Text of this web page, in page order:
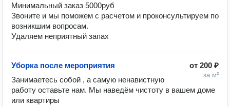
Минимальный заказ 5000руб
Звоните и мы поможем с расчетом и проконсультируем по
возникшим вопросам.
Удаляем неприятный запах
от 200 ₽
за м²
Уборка после мероприятия
Занимаетесь собой , а самую ненавистную
работу оставьте нам. Мы наведём чистоту в вашем доме
или квартиры